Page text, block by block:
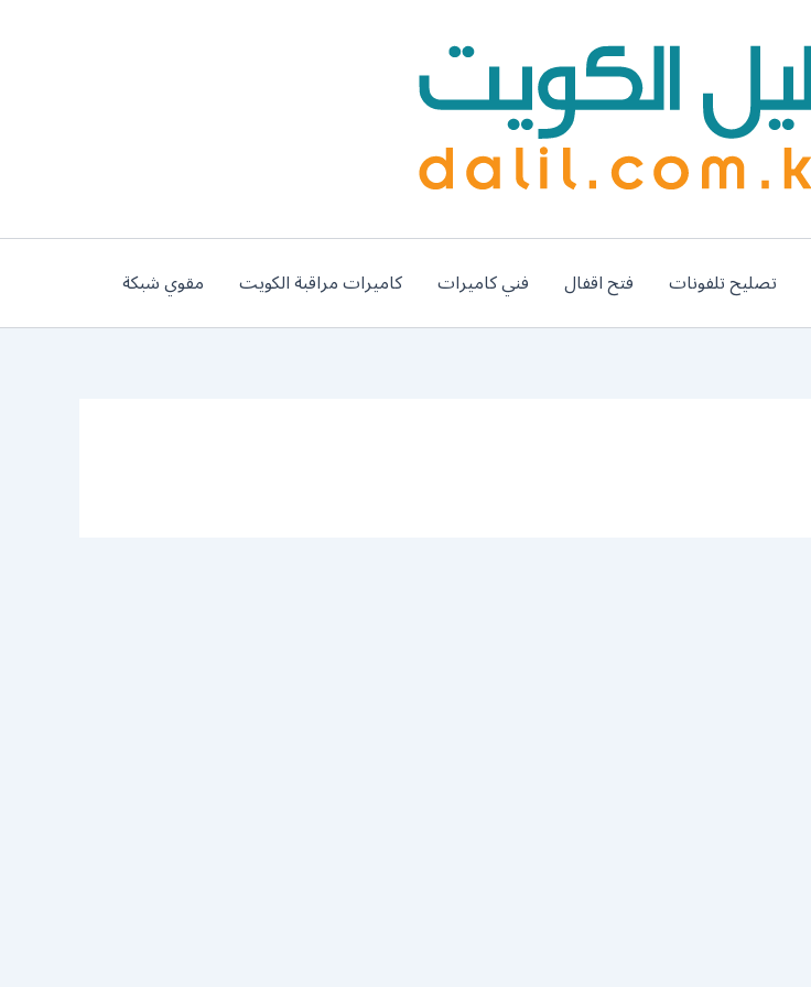
تصليح تلفونات فتح اقفال فني كاميرات كاميرات مراقبة الكويت مقوي شبكة